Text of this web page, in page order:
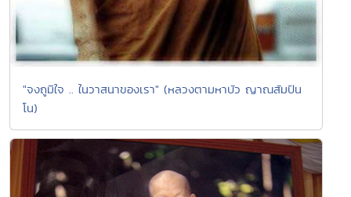
"จงถูมิใจ .. ในวาสนาของเรา" (หลวงตามหาบัว ญาณสัมปัน
โน)